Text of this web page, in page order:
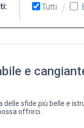
Tutti
e
delle sfide più belle e
offrirci.